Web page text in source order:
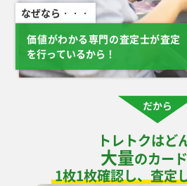
￥2,400
オドリドリex M2
111/080 SAR
リザードンV S9
102/100 SR
ゲン
088/071
￥2,200
056/050 SR
S5I
￥2,100 ￥2,100
カイ S10P 077/067
トド
SV4K
なぜなら・・・
価値がわかる専門の査定士が査定
を行っているから！
トレトクはど
大量のカー
1枚1枚確認し、査定